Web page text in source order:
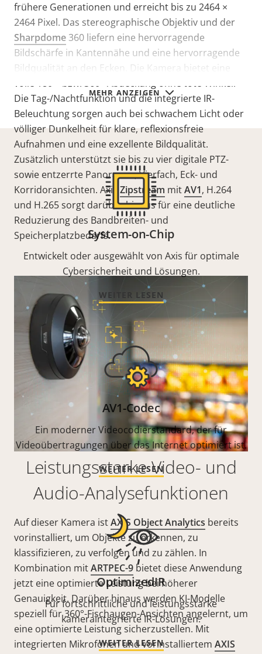
MEHR ANZEIGEN
frühere Generationen und erreicht bis zu 2464 ×
2464 Pixel. Das stereographische Objektiv und der
Sharpdome 360 liefern eine hervorragende
Bildschärfe in Kantennähe und eine hervorragende
Bildqualität an den Ecken. Die Kamera bietet eine
volle 180°- bzw. 360°-Abdeckung ohne tote Winkel.
Die Tag-/Nachtfunktion und die integrierte IR-
Beleuchtung sorgen auch bei schwachem Licht oder
völliger Dunkelheit für klare, reflexionsfreie
Aufnahmen und eine exzellente Bildqualität.
Zusätzlich unterstützt sie bis zu vier digitale PTZ-
sowie entzerrte Panorama-, Vierfach, Eck- und
Korridoransichten. Axis Zipstream mitAV1, H.264
und H.265 sorgt darüber hinaus für eine deutliche
Reduzierung des Bandbreiten- und
Speicherplatzbedarfs.
Leistungsstarke Video- und
Audio-Analysefunktionen
Auf dieser Kamera istAXIS Object Analytics bereits
vorinstalliert, um Objekte zu erkennen, zu
klassifizieren, zu verfolgen und zu zählen. In
Kombination mitARTPEC-9 bietet diese Anwendung
jetzt eine optimierte Leistung bei höherer
Genauigkeit. Darüber hinaus werden KI-Modelle
speziell für 360°-Fischaugen-Ansichten angelernt, um
eine optimierte Leistung sicherzustellen. Mit
integrierten Mikrofonen und vorinstalliertem AXIS
System-on-Chip
Entwickelt oder ausgewählt von Axis für optimale
Cybersicherheit und Lösungen.
WEITER LESEN
AV1-Codec
Ein moderner Videocodierstandard, der für
Videoübertragungen über das Internet optimiert ist.
WEITER LESEN
OptimizedIR
Für fortschrittliche und leistungsstarke
kameraintegrierte IR-Lösungen.
WEITER LESEN